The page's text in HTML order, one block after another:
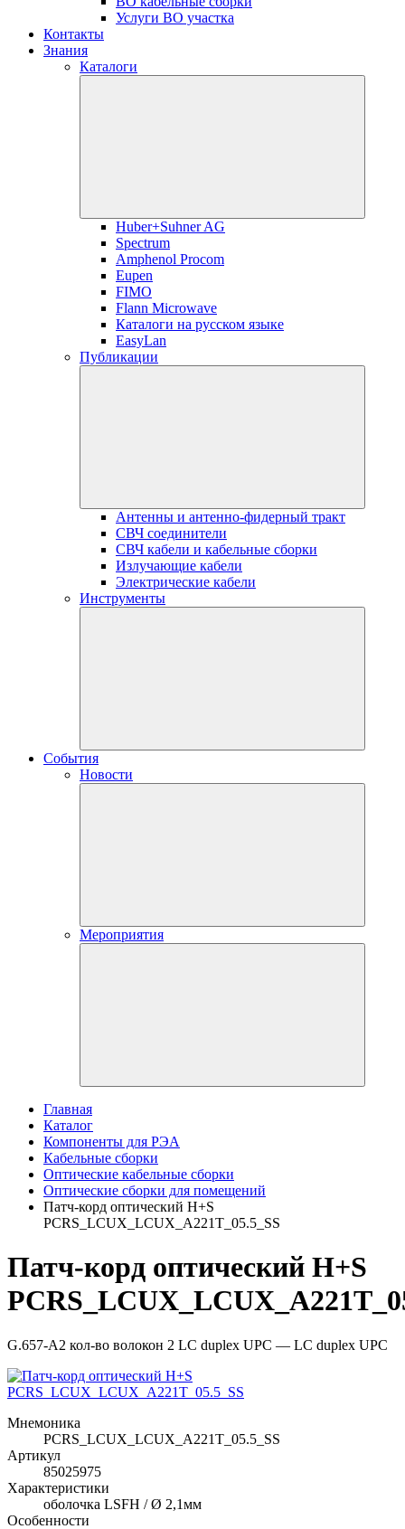
Услуги ВО участка
Контакты
Знания
Каталоги
Huber+Suhner AG
Spectrum
Amphenol Procom
Eupen
FIMO
Flann Microwave
Каталоги на русском языке
EasyLan
Публикации
Антенны и антенно-фидерный тракт
СВЧ соединители
СВЧ кабели и кабельные сборки
Излучающие кабели
Электрические кабели
Инструменты
События
Новости
Мероприятия
Главная
Каталог
Компоненты для РЭА
Кабельные сборки
Оптические кабельные сборки
Оптические сборки для помещений
Патч-корд оптический H+S
PCRS_LCUX_LCUX_A221T_05.5_SS
Патч-корд оптический H+S
G.657-A2 кол-во волокон 2 LC duplex UPC — LC duplex UPC
Мнемоника
PCRS_LCUX_LCUX_A221T_05.5_SS
Артикул
85025975
Характеристики
оболочка LSFH / Ø 2,1мм
Особенности